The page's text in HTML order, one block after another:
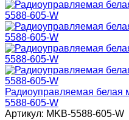
Радиоуправляемая
5588-605-W
Артикул: MKB-5588-605-W